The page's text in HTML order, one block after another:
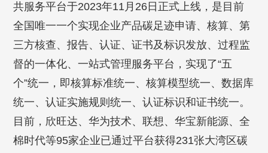
共服务平台于2023年11月26日正式上线，是目前
全国唯一一个实现企业产品碳足迹申请、核算、第
三方核查、报告、认证、证书及标识发放、过程监
督的一体化、一站式管理服务平台，实现了“五
个”统一，即核算标准统一、核算模型统一、数据库
统一、认证实施规则统一、认证标识和证书统一。
目前，欣旺达、华为技术、联想、华宝新能源、全
棉时代等95家企业已通过平台获得231张大湾区碳